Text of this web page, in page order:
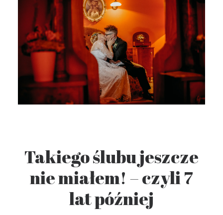
Takiego ślubu jeszcze
nie miałem! – czyli 7
lat później